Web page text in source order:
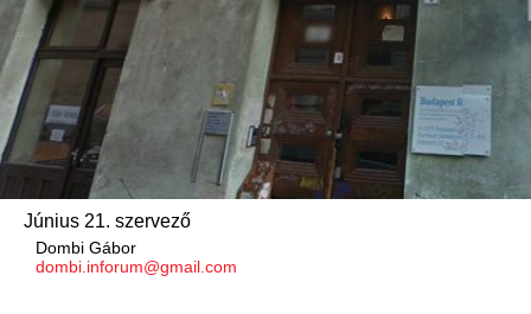
Június 21. szervező
Dombi Gábor
dombi.inforum@gmail.com